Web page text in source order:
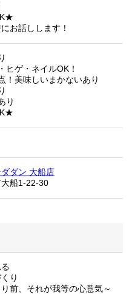
お話しします！
ヒゲ・ネイルOK！
！美味しいまかないあり
り
ダン 大船店
船1-22-30
り
前、それが我等の心意気～